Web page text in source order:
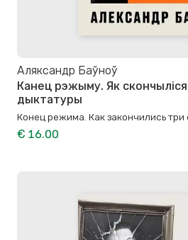
Аляксандр Баўноў
Канец рэжыму. Як
дыктатуры
Конец режима. Как закончились
€ 16.00